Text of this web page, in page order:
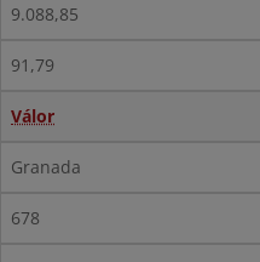
9.088,85
91,79
Válor
Granada
678